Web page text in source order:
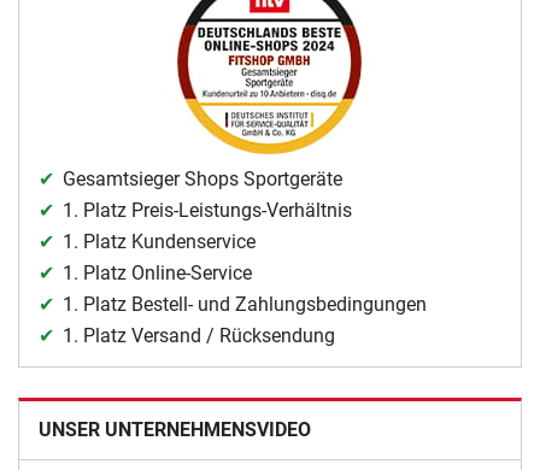
Gesamtsieger Shops Sportgeräte
1. Platz Preis-Leistungs-Verhältnis
1. Platz Kundenservice
1. Platz Online-Service
1. Platz Bestell- und Zahlungsbedingungen
1. Platz Versand / Rücksendung
UNSER UNTERNEHMENSVIDEO